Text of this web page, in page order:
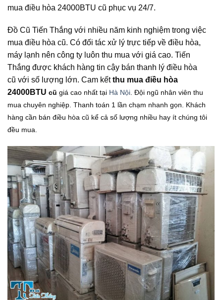
mua điều hòa 24000BTU cũ phục vụ 24/7.
Đồ Cũ Tiến Thắng với nhiều năm kinh nghiệm trong việc
mua điều hòa cũ. Có đối tác xử lý trực tiếp về điều hòa,
máy lạnh nên công ty luôn thu mua với giá cao. Tiến
Thắng được khách hàng tin cậy bán thanh lý điều hòa
cũ với số lượng lớn. Cam kếtthu mua điều hòa
24000BTU cũ giá cao nhất tại Hà Nội. Đội ngũ nhân viên thu
mua chuyên nghiệp. Thanh toán 1 lần chạm nhanh gọn. Khách
hàng cần bán điều hòa cũ kể cả số lượng nhiều hay ít chúng tôi
đều mua.